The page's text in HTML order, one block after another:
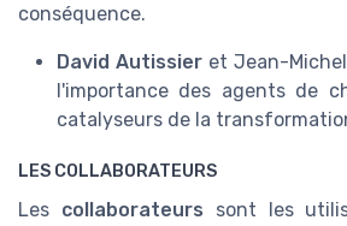
conséquence.
David Autissier et Jean-
l'importance des agents de
catalyseurs de la
LES COLLABORATEURS
Les collaborateurs sont les